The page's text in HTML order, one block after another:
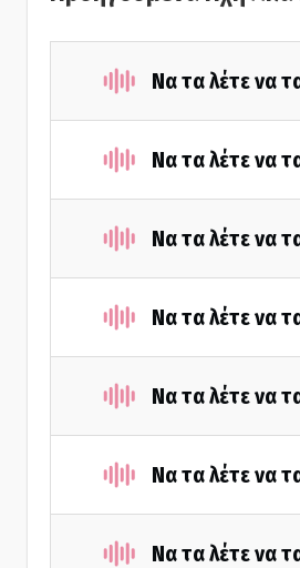
Να τα λέτε να
Να τα λέτε να
Να τα λέτε να
Να τα λέτε να
Να τα λέτε να
Να τα λέτε να
Να τα λέτε να